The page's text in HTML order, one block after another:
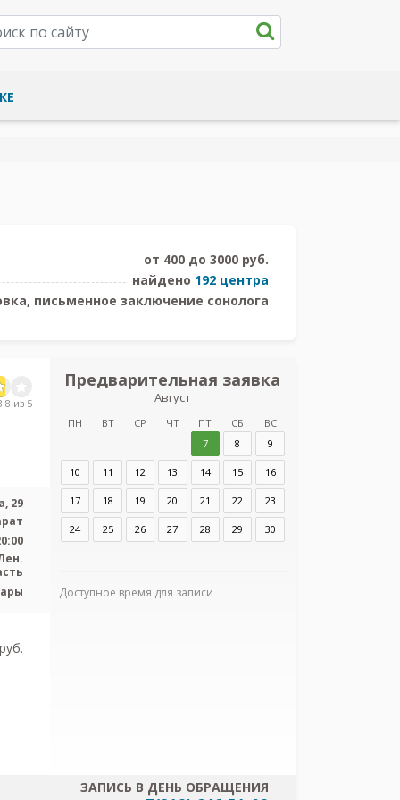
от 400 до 3000 руб.
найдено 192 центра
письменное заключение сонолога
из 5
29
Предварительная заявка
Август
ПН ВТ СР ЧТ ПТ СБ
ВС
7
8 9
10 11 12 13 14 15 16
17 18 19 20 21 22 23
24 25 26 27 28 29 30
Доступное время для записи
ЗАПИСЬ В ДЕНЬ ОБРАЩЕНИЯ